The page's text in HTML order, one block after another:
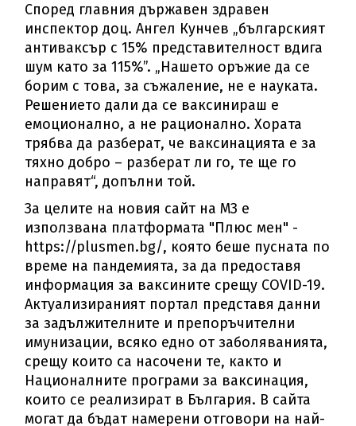
Според главния държавен здравен
инспектор доц. Ангел Кунчев „българският
антиваксър с 15% представителност вдига
шум като за 115%”. „Нашето оръжие да се
борим с това, за съжаление, не е науката.
Решението дали да се ваксинираш е
емоционално, а не рационално. Хората
трябва да разберат, че ваксинацията е за
тяхно добро – разберат ли го, те ще го
направят“, допълни той.
За целите на новия сайт на МЗ е
използвана платформата "Плюс мен" -
https://plusmen.bg/, която беше пусната по
време на пандемията, за да предоставя
информация за ваксините срещу COVID-19.
Актуализираният портал представя данни
за задължителните и препоръчителни
имунизации, всяко едно от заболяванията,
срещу които са насочени те, както и
Националните програми за ваксинация,
които се реализират в България. В сайта
могат да бъдат намерени отговори на най-